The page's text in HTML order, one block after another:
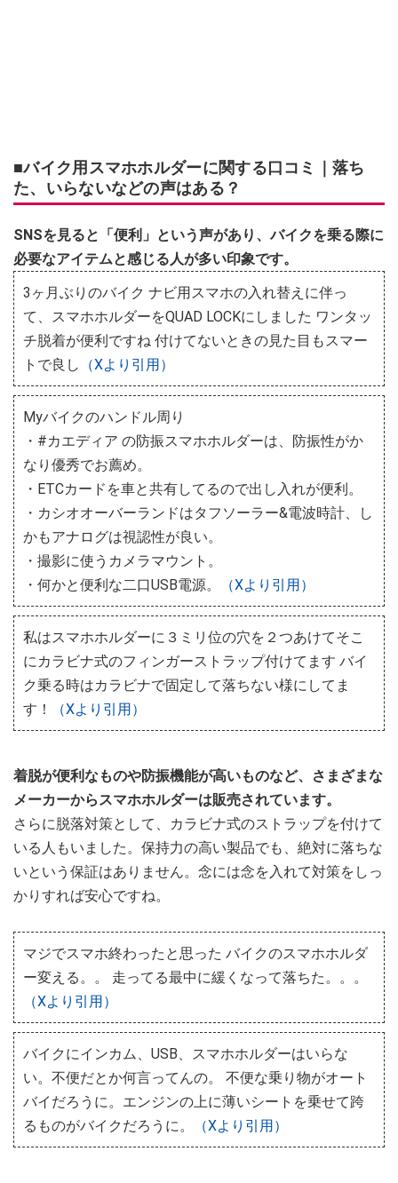
■バイク用スマホホルダーに関する口コミ｜落ち
た、いらないなどの声はある？
SNSを見ると「便利」という声があり、バイクを乗る際に
必要なアイテムと感じる人が多い印象です。
3ヶ月ぶりのバイク ナビ用スマホの入れ替えに伴っ
て、スマホホルダーをQUAD LOCKにしました ワンタッ
チ脱着が便利ですね 付けてないときの見た目もスマー
トで良し
（Xより引用）
Myバイクのハンドル周り
・#カエディア の防振スマホホルダーは、防振性がか
なり優秀でお薦め。
・ETCカードを車と共有してるので出し入れが便利。
・カシオオーバーランドはタフソーラー&電波時計、し
かもアナログは視認性が良い。
・撮影に使うカメラマウント。
・何かと便利な二口USB電源。
（Xより引用）
私はスマホホルダーに３ミリ位の穴を２つあけてそこ
にカラビナ式のフィンガーストラップ付けてます バイ
ク乗る時はカラビナで固定して落ちない様にしてま
す！
（Xより引用）
着脱が便利なものや防振機能が高いものなど、さまざまな
メーカーからスマホホルダーは販売されています。
さらに脱落対策として、カラビナ式のストラップを付けて
いる人もいました。保持力の高い製品でも、絶対に落ちな
いという保証はありません。念には念を入れて対策をしっ
かりすれば安心ですね。
マジでスマホ終わったと思った バイクのスマホホルダ
ー変える。。 走ってる最中に緩くなって落ちた。。。
（Xより引用）
バイクにインカム、USB、スマホホルダーはいらな
い。不便だとか何言ってんの。 不便な乗り物がオート
バイだろうに。エンジンの上に薄いシートを乗せて跨
るものがバイクだろうに。
（Xより引用）